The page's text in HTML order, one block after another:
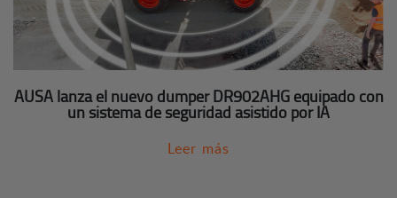
AUSA lanza el nuevo dumper DR902AHG equipado con
un sistema de seguridad asistido por IA
Leer más